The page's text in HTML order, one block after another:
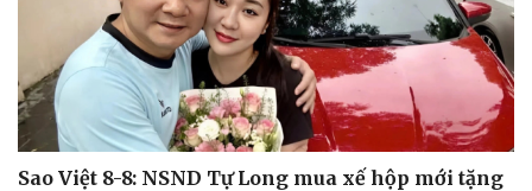
Sao Việt 8-8: NSND Tự Long mua xế hộp mới tặng